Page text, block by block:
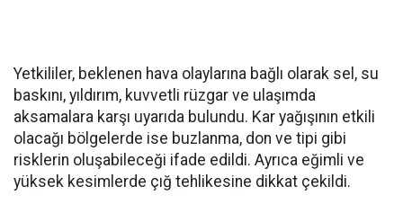
Yetkililer, beklenen hava olaylarına bağlı olarak sel, su
baskını, yıldırım, kuvvetli rüzgar ve ulaşımda
aksamalara karşı uyarıda bulundu. Kar yağışının etkili
olacağı bölgelerde ise buzlanma, don ve tipi gibi
risklerin oluşabileceği ifade edildi. Ayrıca eğimli ve
yüksek kesimlerde çığ tehlikesine dikkat çekildi.